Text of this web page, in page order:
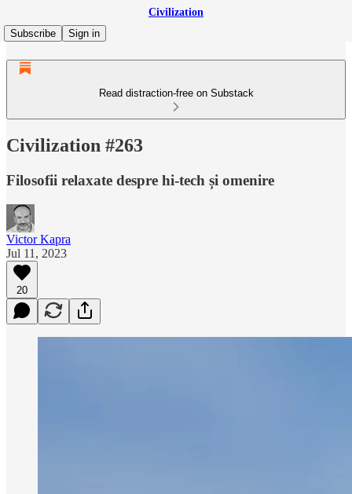
Civilization
Subscribe
Sign in
Read distraction-free on Substack
Civilization #263
Filosofii relaxate despre hi-tech și omenire
Victor Kapra
Jul 11, 2023
20